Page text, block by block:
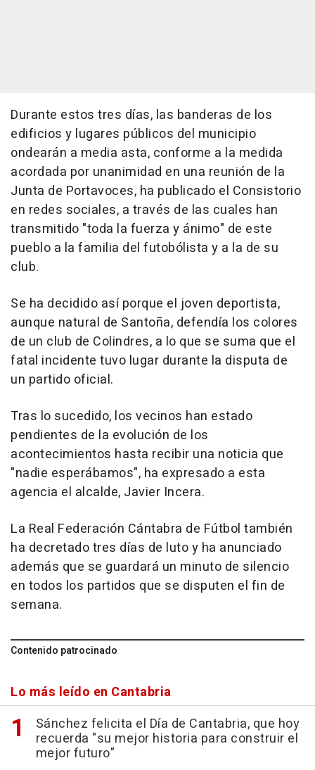
Durante estos tres días, las banderas de los
edificios y lugares públicos del municipio
ondearán a media asta, conforme a la medida
acordada por unanimidad en una reunión de la
Junta de Portavoces, ha publicado el Consistorio
en redes sociales, a través de las cuales han
transmitido "toda la fuerza y ánimo" de este
pueblo a la familia del futobólista y a la de su
club.
Se ha decidido así porque el joven deportista,
aunque natural de Santoña, defendía los colores
de un club de Colindres, a lo que se suma que el
fatal incidente tuvo lugar durante la disputa de
un partido oficial.
Tras lo sucedido, los vecinos han estado
pendientes de la evolución de los
acontecimientos hasta recibir una noticia que
"nadie esperábamos", ha expresado a esta
agencia el alcalde, Javier Incera.
La Real Federación Cántabra de Fútbol también
ha decretado tres días de luto y ha anunciado
además que se guardará un minuto de silencio
en todos los partidos que se disputen el fin de
semana.
Contenido patrocinado
Lo más leído en Cantabria
Sánchez felicita el Día de Cantabria, que hoy
recuerda "su mejor historia para construir el
mejor futuro"